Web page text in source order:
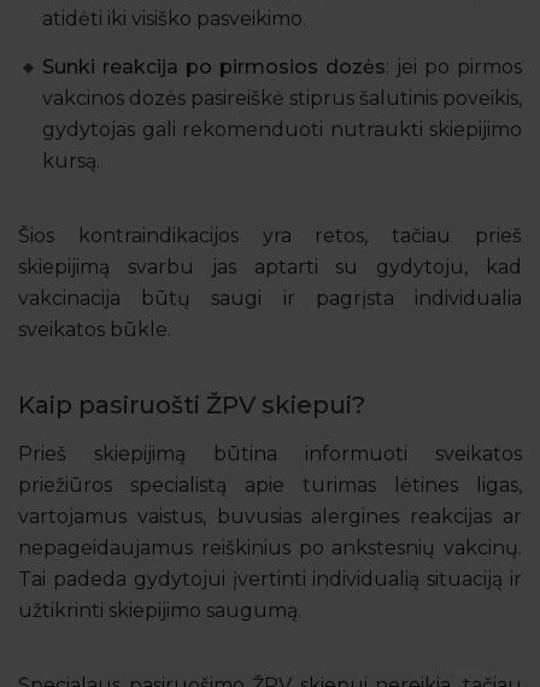
atidėti iki visiško pasveikimo.
Sunki reakcija po pirmosios dozės: jei po pirmos
vakcinos dozės pasireiškė stiprus šalutinis poveikis,
gydytojas gali rekomenduoti nutraukti skiepijimo
kursą.
Šios kontraindikacijos yra retos, tačiau prieš
skiepijimą svarbu jas aptarti su gydytoju, kad
vakcinacija būtų saugi ir pagrįsta individualia
sveikatos būkle.
Kaip pasiruošti ŽPV skiepui?
Prieš skiepijimą būtina informuoti sveikatos
priežiūros specialistą apie turimas lėtines ligas,
vartojamus vaistus, buvusias alergines reakcijas ar
nepageidaujamus reiškinius po ankstesnių vakcinų.
Tai padeda gydytojui įvertinti individualią situaciją ir
užtikrinti skiepijimo saugumą.